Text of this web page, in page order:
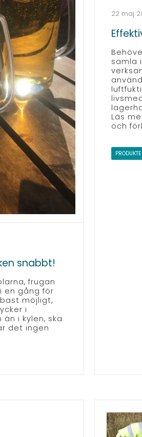
snabbt!
frugan
en gång för
möjligt,
i
i kylen, ska
det ingen
22 maj
samla
Läs
och